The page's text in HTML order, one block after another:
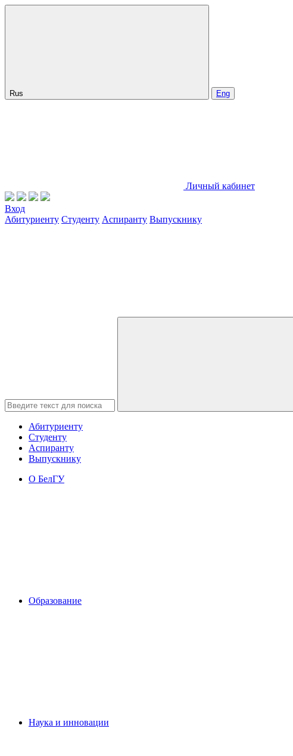
Rus Eng
Личный кабинет
Вход
Абитуриенту Студенту Аспиранту Выпускнику
Абитуриенту
Студенту
Аспиранту
Выпускнику
О БелГУ
Образование
Наука и инновации